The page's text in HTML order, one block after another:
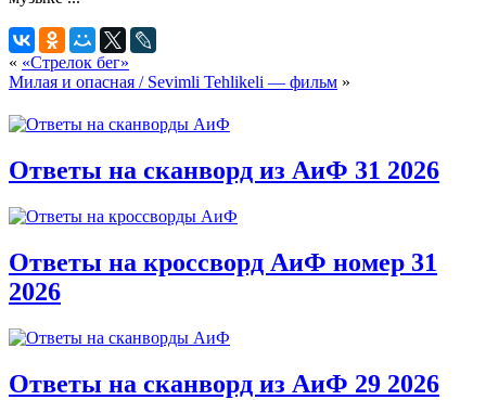
« «Стрелок бег»
Милая и опасная / Sevimli Tehlikeli — фильм »
Ответы на сканворд из АиФ 31 2026
Ответы на кроссворд АиФ номер 31
2026
Ответы на сканворд из АиФ 29 2026